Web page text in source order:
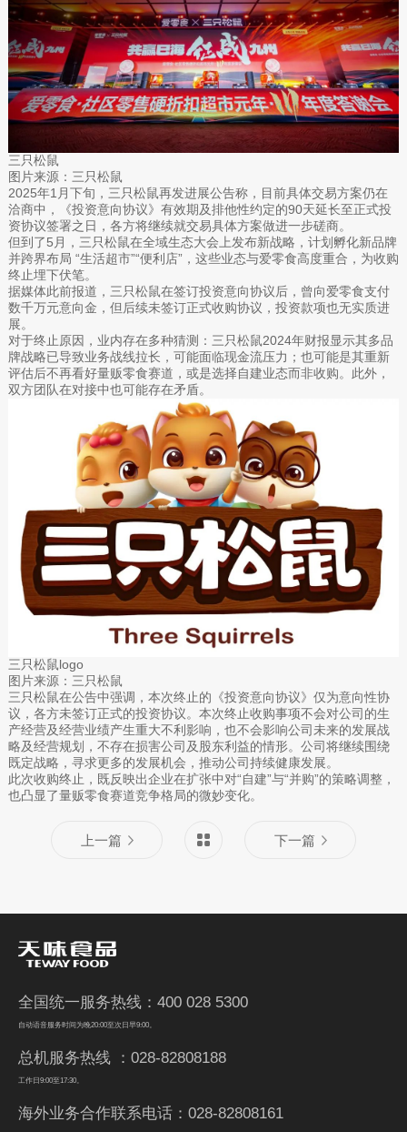
三只松鼠
图片来源：三只松鼠
2025年1月下旬，三只松鼠再发进展公告称，目前具体交易方案仍在
洽商中，《投资意向协议》有效期及排他性约定的90天延长至正式投
资协议签署之日，各方将继续就交易具体方案做进一步磋商。
但到了5月，三只松鼠在全域生态大会上发布新战略，计划孵化新品牌
并跨界布局 “生活超市”“便利店”，这些业态与爱零食高度重合，为收购
终止埋下伏笔。
据媒体此前报道，三只松鼠在签订投资意向协议后，曾向爱零食支付
数千万元意向金，但后续未签订正式收购协议，投资款项也无实质进
展。
对于终止原因，业内存在多种猜测：三只松鼠2024年财报显示其多品
牌战略已导致业务战线拉长，可能面临现金流压力；也可能是其重新
评估后不再看好量贩零食赛道，或是选择自建业态而非收购。此外，
双方团队在对接中也可能存在矛盾。
三只松鼠logo
图片来源：三只松鼠
三只松鼠在公告中强调，本次终止的《投资意向协议》仅为意向性协
议，各方未签订正式的投资协议。本次终止收购事项不会对公司的生
产经营及经营业绩产生重大不利影响，也不会影响公司未来的发展战
略及经营规划，不存在损害公司及股东利益的情形。公司将继续围绕
既定战略，寻求更多的发展机会，推动公司持续健康发展。
此次收购终止，既反映出企业在扩张中对“自建”与“并购”的策略调整，
也凸显了量贩零食赛道竞争格局的微妙变化。
上一篇 下一篇
全国统一服务热线：400 028 5300
自动语音服务时间为晚20:00至次日早9:00。
总机服务热线 ：028-82808188
工作日9:00至17:30。
海外业务合作联系电话：028-82808161